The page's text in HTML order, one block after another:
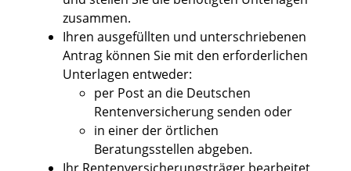
zusammen.
Ihren ausgefüllten und unterschriebenen
Antrag können Sie mit den erforderlichen
Unterlagen entweder:
per Post an die Deutschen
Rentenversicherung senden oder
in einer der örtlichen
Beratungsstellen abgeben.